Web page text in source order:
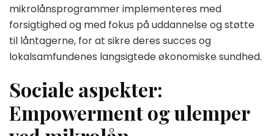
mikrolånsprogrammer implementeres med
forsigtighed og med fokus på uddannelse og støtte
til låntagerne, for at sikre deres succes og
lokalsamfundenes langsigtede økonomiske sundhed.
Sociale aspekter:
Empowerment og ulemper